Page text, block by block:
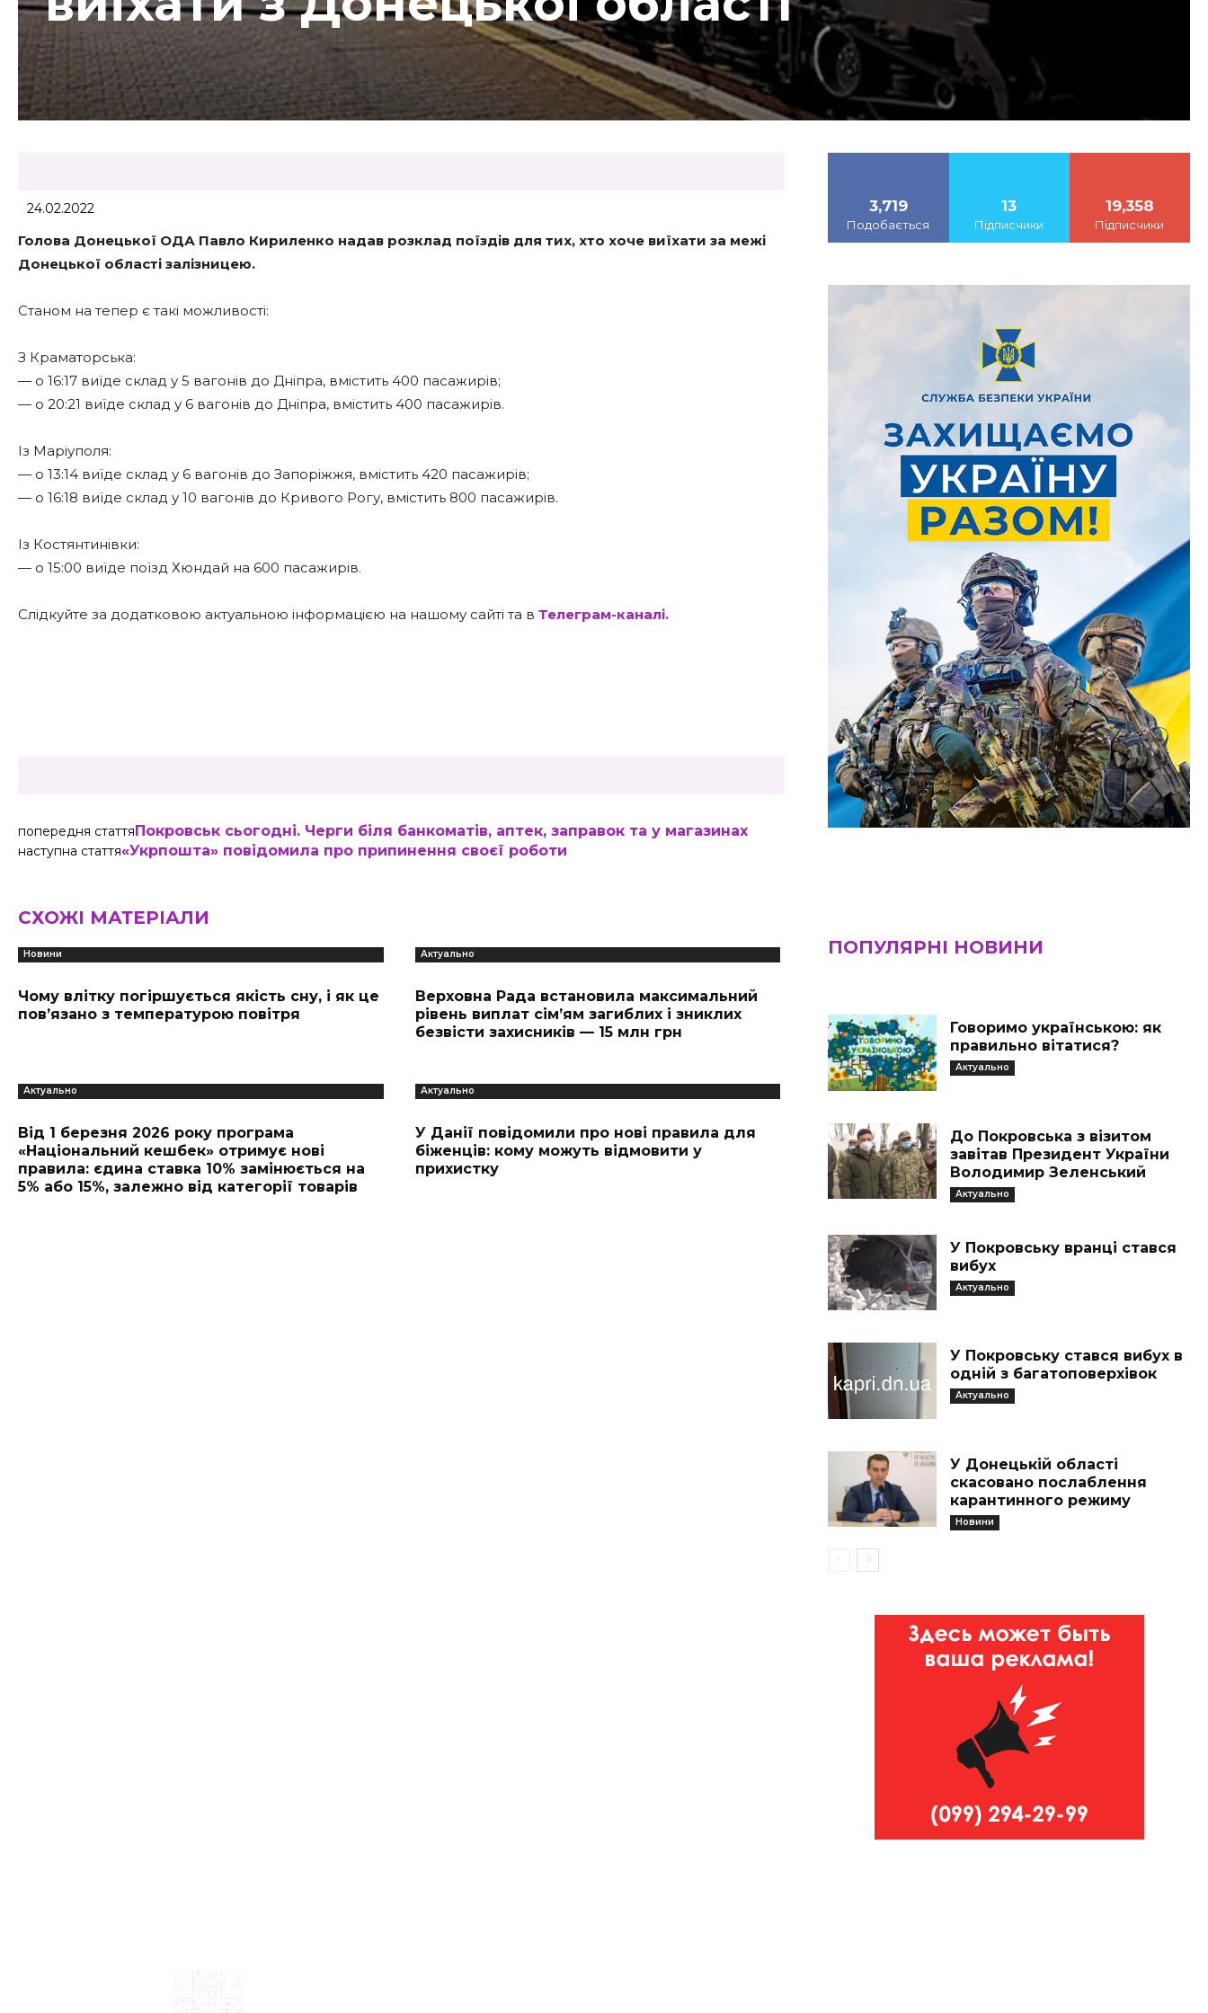
24.02.2022
Голова Донецької ОДА Павло Кириленко надав розклад поїздів для тих, хто хоче виїхати за межі
Донецької області залізницею.
Станом на тепер є такі можливості:
З Краматорська:
— о 16:17 виїде склад у 5 вагонів до Дніпра, вмістить 400 пасажирів;
— о 20:21 виїде склад у 6 вагонів до Дніпра, вмістить 400 пасажирів.
Із Маріуполя:
— о 13:14 виїде склад у 6 вагонів до Запоріжжя, вмістить 420 пасажирів;
— о 16:18 виїде склад у 10 вагонів до Кривого Рогу, вмістить 800 пасажирів.
Із Костянтинівки:
— о 15:00 виїде поїзд Хюндай на 600 пасажирів.
Слідкуйте за додатковою актуальною інформацією на нашому сайті та в Телеграм-каналі.
попередня статтяПокровськ сьогодні. Черги біля банкоматів, аптек, заправок та у магазинах
наступна стаття«Укрпошта» повідомила про припинення своєї роботи
СХОЖІ МАТЕРІАЛИ
Новини
Чому влітку погіршується якість сну, і як це
пов’язано з температурою повітря
Актуально
Верховна Рада встановила максимальний
рівень виплат сім’ям загиблих і зниклих
безвісти захисників — 15 млн грн
Актуально
Від 1 березня 2026 року програма
«Національний кешбек» отримує нові
правила: єдина ставка 10% замінюється на
5% або 15%, залежно від категорії товарів
Актуально
У Данії повідомили про нові правила для
біженців: кому можуть відмовити у
прихистку
3,719
Подобається
13
Підписчики
19,358
Підписчики
ПОПУЛЯРНІ НОВИНИ
Говоримо українською: як
правильно вітатися?
Актуально
До Покровська з візитом
завітав Президент України
Володимир Зеленський
Актуально
У Покровську вранці стався
вибух
Актуально
У Покровську стався вибух в
одній з багатоповерхівок
Актуально
У Донецькій області
скасовано послаблення
карантинного режиму
Новини